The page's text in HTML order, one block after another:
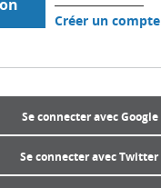
Créer un compte
Se connecter avec Google
Se connecter avec Twitter